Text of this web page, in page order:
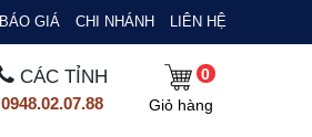
BÁO GIÁ CHI NHÁNH LIÊN HỆ
CÁC TỈNH
0948.02.07.88
0
Giỏ hàng